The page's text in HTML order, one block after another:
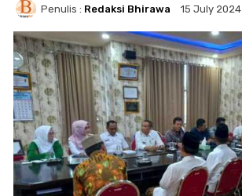
Penulis : Redaksi Bhirawa 15 July 2024